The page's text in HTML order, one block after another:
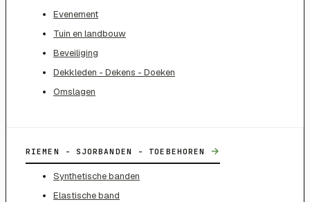
Evenement
Tuin en landbouw
Beveiliging
Dekkleden - Dekens - Doeken
Omslagen
RIEMEN - SJORBANDEN - TOEBEHOREN →
Synthetische banden
Elastische band